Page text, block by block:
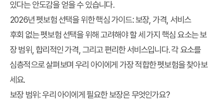
있다는 안도감을 얻을 수 있습니다.
2026년 펫보험 선택을 위한 핵심 가이드: 보장, 가격, 서비스
후회 없는 펫보험 선택을 위해 고려해야 할 세 가지 핵심 요소는 보
장 범위, 합리적인 가격, 그리고 편리한 서비스입니다. 각 요소를
심층적으로 살펴보며 우리 아이에게 가장 적합한 펫보험을 찾아보
세요.
보장 범위: 우리 아이에게 필요한 보장은 무엇인가요?